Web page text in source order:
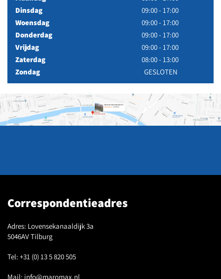
Dinsdag
09:00 - 17:00
Woensdag
09:00 - 17:00
Donderdag
09:00 - 17:00
Vrijdag
09:00 - 17:00
Zaterdag
08:00 - 13:00
Zondag
GESLOTEN
Correspondentieadres
Adres: Lovensekanaaldijk 3a
5046AV Tilburg
Tel: +31 (0) 13 5 820 505
Mail: info@maromax.nl